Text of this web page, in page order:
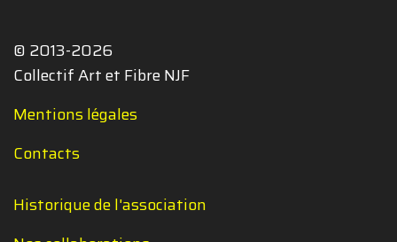
© 2013-2026
Collectif Art et Fibre NJF
Mentions légales
Contacts
Historique de l'association